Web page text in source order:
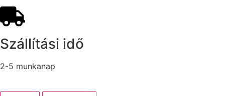
Szállítási idő
2-5 munkanap